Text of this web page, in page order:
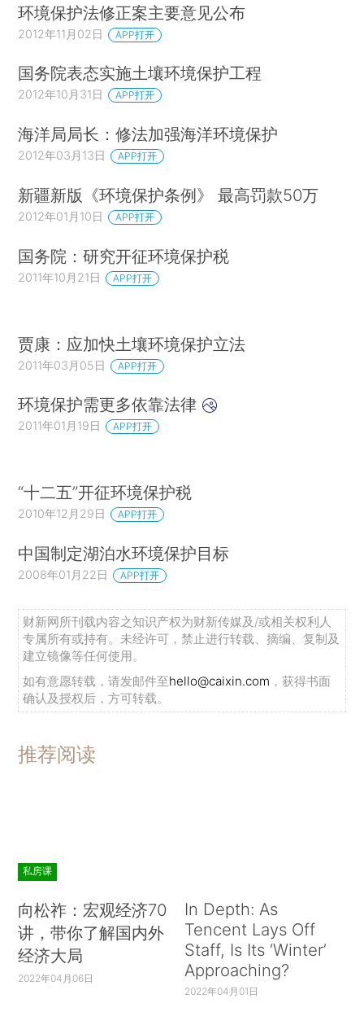
环境保护法修正案主要意见公布
2012年11月02日 APP打开
国务院表态实施土壤环境保护工程
2012年10月31日 APP打开
海洋局局长：修法加强海洋环境保护
2012年03月13日 APP打开
新疆新版《环境保护条例》 最高罚款50万
2012年01月10日 APP打开
国务院：研究开征环境保护税
2011年10月21日 APP打开
贾康：应加快土壤环境保护立法
2011年03月05日 APP打开
环境保护需更多依靠法律
2011年01月19日 APP打开
“十二五”开征环境保护税
2010年12月29日 APP打开
中国制定湖泊水环境保护目标
2008年01月22日 APP打开
财新网所刊载内容之知识产权为财新传媒及/或相关权利人
专属所有或持有。未经许可，禁止进行转载、摘编、复制及
建立镜像等任何使用。
如有意愿转载，请发邮件至hello@caixin.com ，获得书面
确认及授权后，方可转载。
推荐阅读
私房课
向松祚：宏观经济70
讲，带你了解国内外
经济大局
2022年04月06日
In Depth: As
Tencent Lays Off
Staff, Is Its ‘Winter’
Approaching?
2022年04月01日